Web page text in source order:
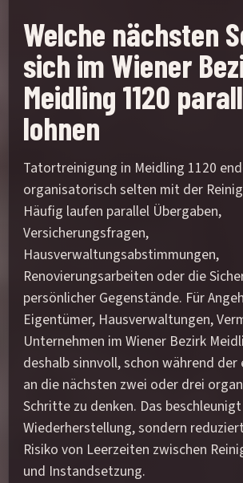
Welche nächsten
sich im Wiener
Meidling 1120
lohnen
Tatortreinigung in Meidling 1120
organisatorisch selten mit der
Häufig laufen parallel Übergaben,
Versicherungsfragen,
Hausverwaltungsabstimmungen,
Renovierungsarbeiten oder die
persönlicher Gegenstände. Für
Eigentümer, Hausverwaltungen,
Unternehmen im Wiener Bezirk
deshalb sinnvoll, schon während
an die nächsten zwei oder drei
Schritte zu denken. Das
Wiederherstellung, sondern
Risiko von Leerzeiten zwischen
und Instandsetzung.